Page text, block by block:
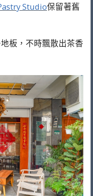
Studio保留著舊
板，不時飄散出茶香